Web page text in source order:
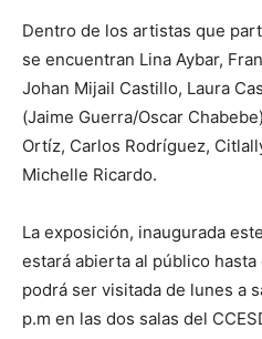
Dentro de los artistas que
se encuentran Lina Aybar,
Johan Mijail Castillo, Laura
(Jaime Guerra/Oscar
Ortíz, Carlos Rodríguez,
Michelle Ricardo.
La exposición, inaugurada
estará abierta al público
podrá ser visitada de lunes a
p.m en las dos salas del